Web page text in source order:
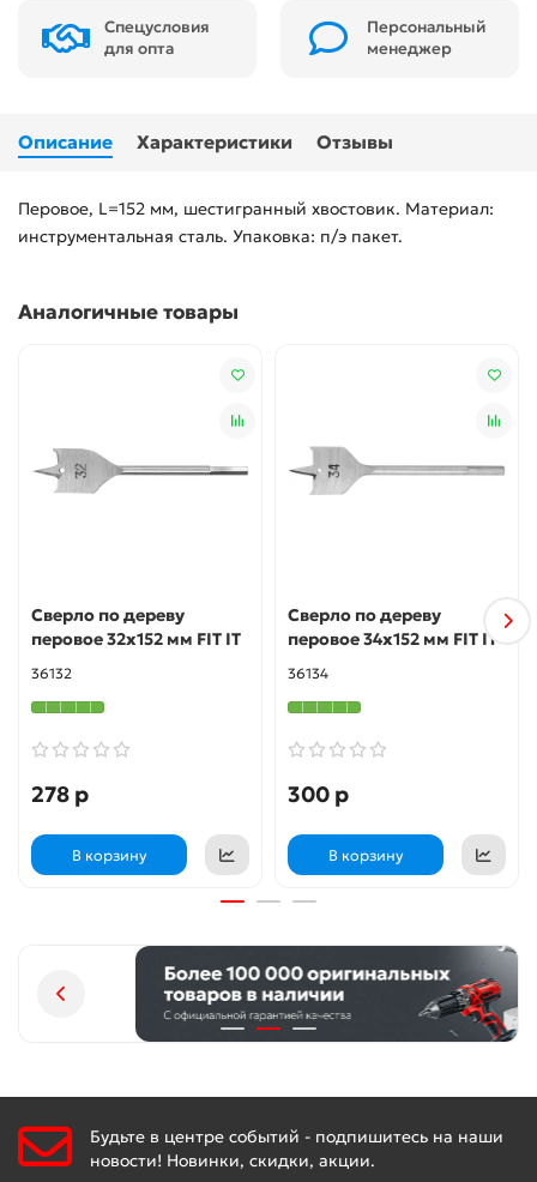
Спецусловия
для опта
Персональный
менеджер
Описание Характеристики Отзывы
Перовое, L=152 мм, шестигранный хвостовик. Материал:
инструментальная сталь. Упаковка: п/э пакет.
Аналогичные товары
Сверло по дереву
перовое 32x152 мм FIT IT
36132
278 р
В корзину
Сверло по дереву
перовое 34x152 мм FIT IT
36134
300 р
В корзину
Будьте в центре событий - подпишитесь на наши
новости! Новинки, скидки, акции.